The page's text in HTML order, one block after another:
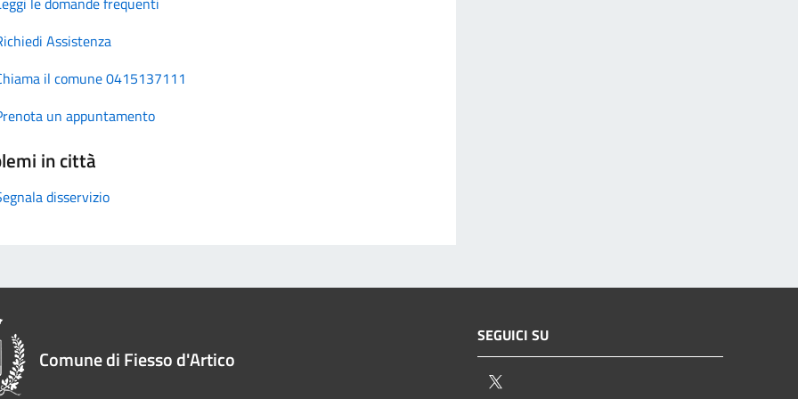
Assistenza
il comune 0415137111
un appuntamento
in città
disservizio
Comune di Fiesso d'Artico
SEGUICI SU